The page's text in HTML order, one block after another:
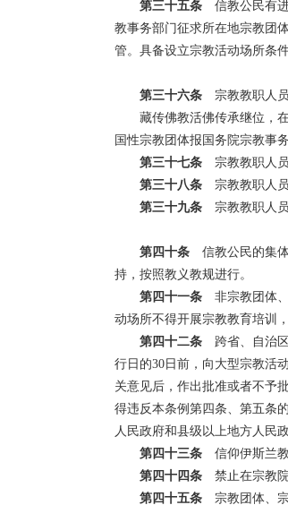
第三十五条信教公民有进
教事务部门征求所在地宗教团
管。具备设立宗教活动场所条
第三十六条宗教教职人员
藏传佛教活佛传承继位，
国性宗教团体报国务院宗教事
第三十七条宗教教职人员
第三十八条宗教教职人员
第三十九条宗教教职人员
第四十条信教公民的集体
持，按照教义教规进行。
第四十一条非宗教团体、
动场所不得开展宗教教育培训
第四十二条跨省、自治区
行日的30日前，向大型宗教活
关意见后，作出批准或者不予
得违反本条例第四条、第五条
人民政府和县级以上地方人民
第四十三条信仰伊斯兰教
第四十四条禁止在宗教院
第四十五条宗教团体、宗